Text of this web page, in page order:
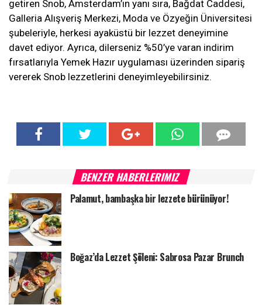
getiren Snob, Amsterdam’ın yanı sıra, Bağdat Caddesi,
Galleria Alışveriş Merkezi, Moda ve Özyeğin Üniversitesi
şubeleriyle, herkesi ayaküstü bir lezzet deneyimine
davet ediyor. Ayrıca, dilerseniz %50’ye varan indirim
fırsatlarıyla Yemek Hazır uygulaması üzerinden sipariş
vererek Snob lezzetlerini deneyimleyebilirsiniz.
BENZER HABERLERIMIZ
Palamut, bambaşka bir lezzete bürünüyor!
Boğaz’da Lezzet Şöleni: Sabrosa Pazar Brunch